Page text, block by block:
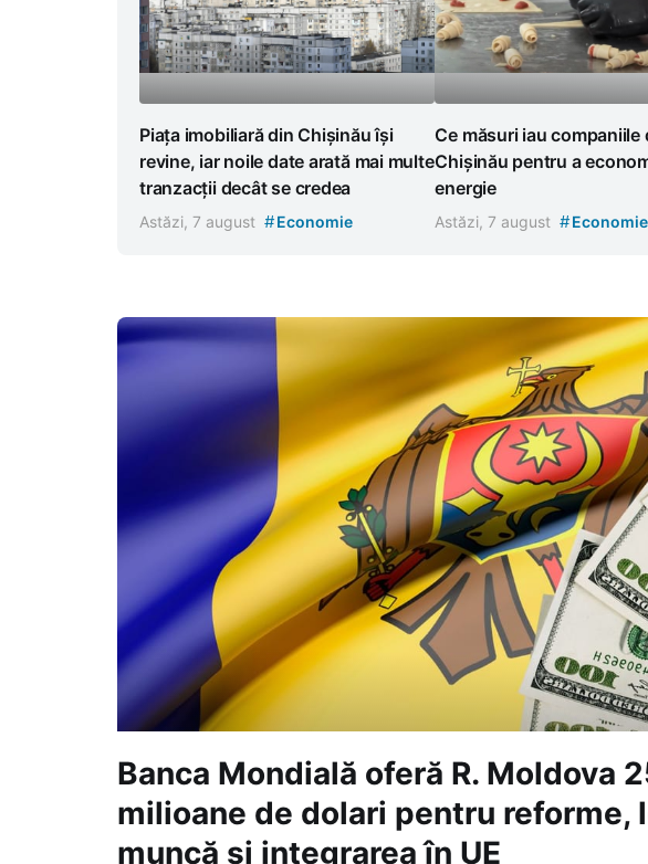
Piața imobiliară din Chișinău își
revine, iar noile date arată mai multe
tranzacții decât se credea
Astăzi, 7 august #Economie
Ce măsuri iau companiile
Chișinău pentru a
energie
Astăzi, 7 august #Economie
Banca Mondială oferă R. Moldova
milioane de dolari pentru reforme,
muncă și integrarea în UE